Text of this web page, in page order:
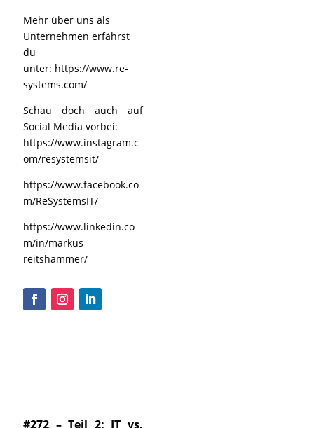
Mehr über uns als
Unternehmen erfährst
du
unter: https://www.re-
systems.com/
Schau doch auch auf
Social Media vorbei:
https://www.instagram.c
om/resystemsit/
https://www.facebook.co
m/ReSystemsIT/
https://www.linkedin.co
m/in/markus-
reitshammer/
#272 – Teil 2: IT vs.